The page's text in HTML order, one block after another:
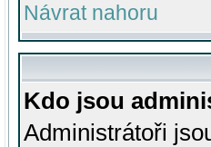
Návrat nahoru
Kdo jsou
Administrátoři